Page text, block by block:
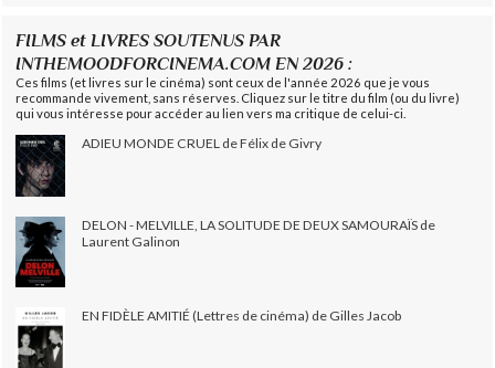
FILMS et LIVRES SOUTENUS PAR
INTHEMOODFORCINEMA.COM EN 2026 :
Ces films (et livres sur le cinéma) sont ceux de l'année 2026 que je vous
recommande vivement, sans réserves. Cliquez sur le titre du film (ou du livre)
qui vous intéresse pour accéder au lien vers ma critique de celui-ci.
ADIEU MONDE CRUEL de Félix de Givry
DELON - MELVILLE, LA SOLITUDE DE DEUX SAMOURAÏS de
Laurent Galinon
EN FIDÈLE AMITIÉ (Lettres de cinéma) de Gilles Jacob